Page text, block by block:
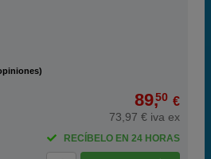
89,50 €
73,97 € iva ex
RECÍBELO EN 24 HORAS